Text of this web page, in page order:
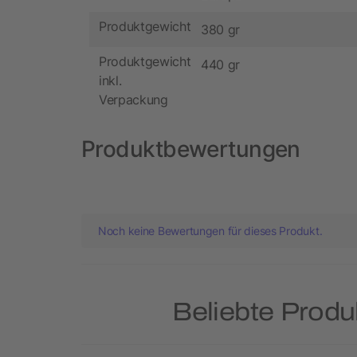
Produktgewicht 380 gr
Produktgewicht
inkl.
Verpackung
440 gr
Produktbewertungen
Noch keine Bewertungen für dieses Produkt.
Beliebte